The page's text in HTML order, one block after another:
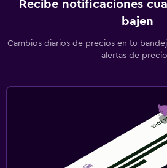
Recibe notificaciones
bajen
Cambios diarios de precios en tu
alertas de